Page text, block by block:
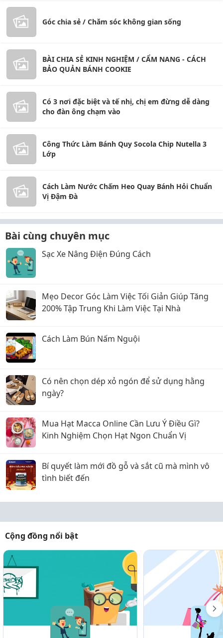
Góc chia sẻ / Chăm sóc không gian sống
BÀI CHIA SẺ KINH NGHIỆM / CẨM NANG - CÁCH
BẢO QUẢN BÁNH COOKIE
Có 3 nơi đặc biệt và tế nhị, chị em đừng dễ dàng
cho đàn ông chạm vào
Công Thức Làm Bánh Quy Socola Chip Nutella 3
Lớp
Cách Làm Nước Chấm Heo Quay Bánh Hỏi Chuẩn
Vị Đậm Đà
Bài cùng chuyên mục
Sạc Xe Nâng Điện Đúng Cách
Mẹo Decor Góc Làm Việc Tối Giản Giúp Tăng
200% Tập Trung Khi Làm Việc Tại Nhà
Cách Làm Bún Nấm Nguội
Có nên chọn dép xỏ ngón để sử dụng hằng
ngày?
Mua Hạt Macca Online Cần Lưu Ý Điều Gì?
Kinh Nghiệm Chọn Hạt Ngon Chuẩn Vị
Bí quyết làm mới đồ gỗ và sắt cũ mà mình vô
tình biết đến
Cộng đồng nổi bật